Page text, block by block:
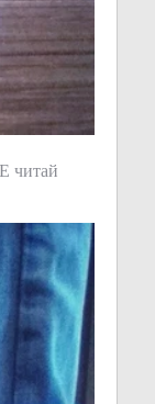
читай